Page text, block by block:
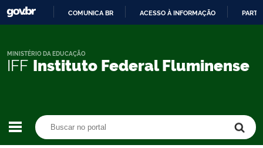
CONTEÚDO
COMUNICA BR ACESSO À INFORMAÇÃO
IFF Instituto Federal Fluminense
MINISTÉRIO DA EDUCAÇÃO